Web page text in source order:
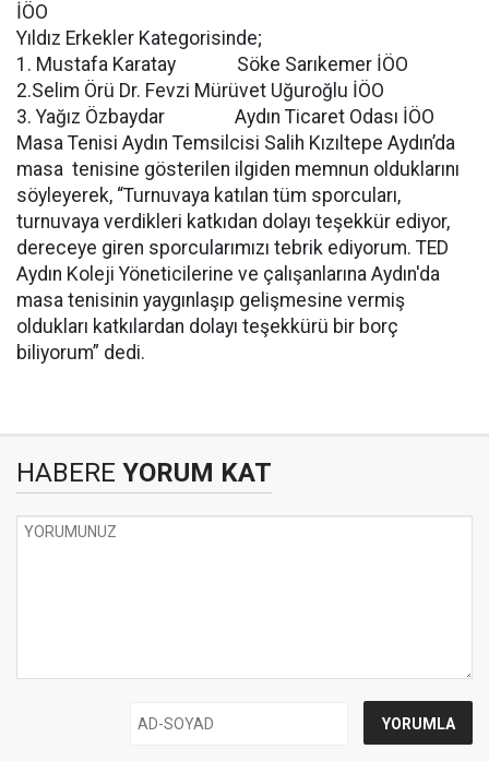
İÖO
Yıldız Erkekler Kategorisinde;
1. Mustafa Karatay Söke Sarıkemer İÖO
2.Selim Örü Dr. Fevzi Mürüvet Uğuroğlu İÖO
3. Yağız Özbaydar Aydın Ticaret Odası İÖO
Masa Tenisi Aydın Temsilcisi Salih Kızıltepe Aydın’da
masa tenisine gösterilen ilgiden memnun olduklarını
söyleyerek, “Turnuvaya katılan tüm sporcuları,
turnuvaya verdikleri katkıdan dolayı teşekkür ediyor,
dereceye giren sporcularımızı tebrik ediyorum. TED
Aydın Koleji Yöneticilerine ve çalışanlarına Aydın'da
masa tenisinin yaygınlaşıp gelişmesine vermiş
oldukları katkılardan dolayı teşekkürü bir borç
biliyorum” dedi.
HABERE YORUM KAT